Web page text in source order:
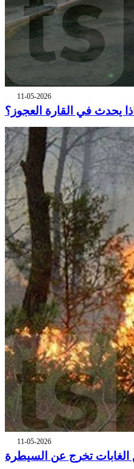
11-05-2026
يحدث في القارة العجوز؟
11-05-2026
الغابات تخرج عن السيطرة